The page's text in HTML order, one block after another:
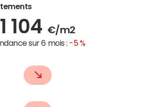
1 104 €/m2
sur 6 mois : -5 %